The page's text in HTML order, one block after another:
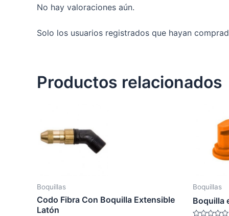
No hay valoraciones aún.
Solo los usuarios registrados que hayan
Productos relacionados
Boquillas
Codo Fibra Con Boquilla Extensible
Latón
Boquillas
Boquilla